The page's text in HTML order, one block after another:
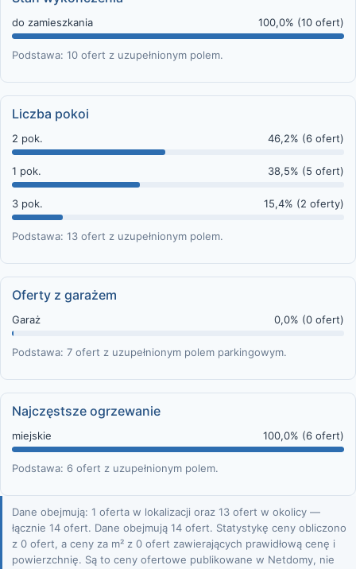
do zamieszkania 100,0% (10 ofert)
Podstawa: 10 ofert z uzupełnionym polem.
Liczba pokoi
2 pok. 46,2% (6 ofert)
1 pok. 38,5% (5 ofert)
3 pok. 15,4% (2 oferty)
Podstawa: 13 ofert z uzupełnionym polem.
Oferty z garażem
Garaż 0,0% (0 ofert)
Podstawa: 7 ofert z uzupełnionym polem parkingowym.
Najczęstsze ogrzewanie
miejskie 100,0% (6 ofert)
Podstawa: 6 ofert z uzupełnionym polem.
Dane obejmują: 1 oferta w lokalizacji oraz 13 ofert w okolicy —
łącznie 14 ofert. Dane obejmują 14 ofert. Statystykę ceny obliczono
z 0 ofert, a ceny za m² z 0 ofert zawierających prawidłową cenę i
powierzchnię. Są to ceny ofertowe publikowane w Netdomy, nie